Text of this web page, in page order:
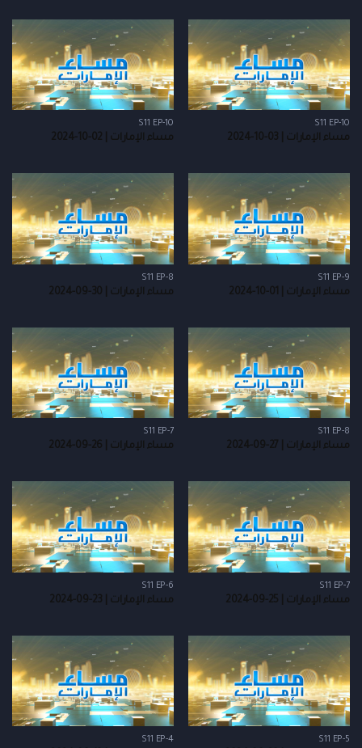
S11 EP-10
مساء الإمارات | 03-10-2024
S11 EP-10
مساء الإمارات | 02-10-2024
S11 EP-9
مساء الإمارات | 01-10-2024
S11 EP-8
مساء الإمارات | 30-09-2024
S11 EP-8
مساء الإمارات | 27-09-2024
S11 EP-7
مساء الإمارات | 26-09-2024
S11 EP-7
مساء الإمارات | 25-09-2024
S11 EP-6
مساء الإمارات | 23-09-2024
S11 EP-5
S11 EP-4